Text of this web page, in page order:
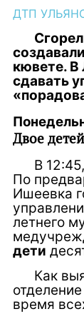
ДТП
кювете. В
сдавать
Двое
В
По
Ишеевка
летнего
дети
Как
время